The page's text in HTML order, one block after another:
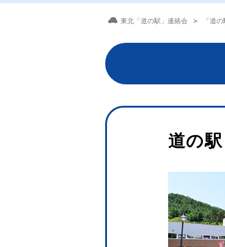
東北「道の駅」連絡会 「道
道の